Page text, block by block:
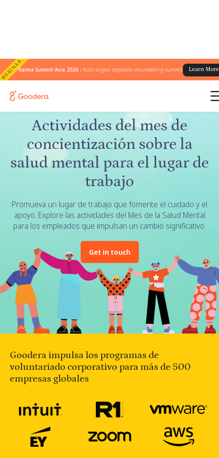
WEBINARKarma Summit Asia 2026 :Asia's largest corporate volunteering summit Learn More
← Todas las campañas/
Mes de concientización sobre salud mental
Actividades del mes de
concientización sobre la
salud mental para el lugar de
trabajo
Promueva un lugar de trabajo que fomente el cuidado y el
apoyo. Explore las actividades del Mes de la Salud Mental
para los empleados que impulsan un cambio significativo.
Get in touch
Goodera impulsa los programas de
voluntariado corporativo para más de 500
empresas globales